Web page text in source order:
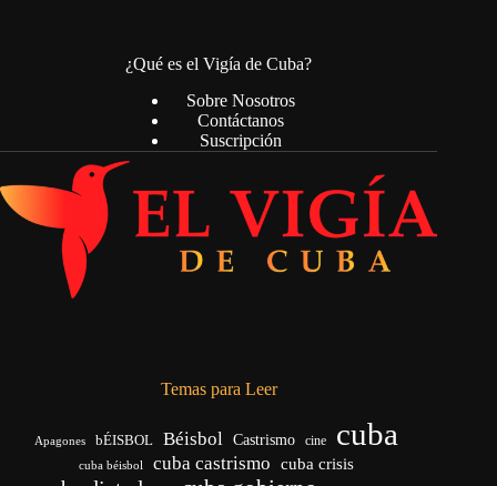
¿Qué es el Vigía de Cuba?
Sobre Nosotros
Contáctanos
Suscripción
Temas para Leer
Apagones bÉISBOL Béisbol Castrismo cine cuba
cuba béisbol cuba castrismo cuba crisis